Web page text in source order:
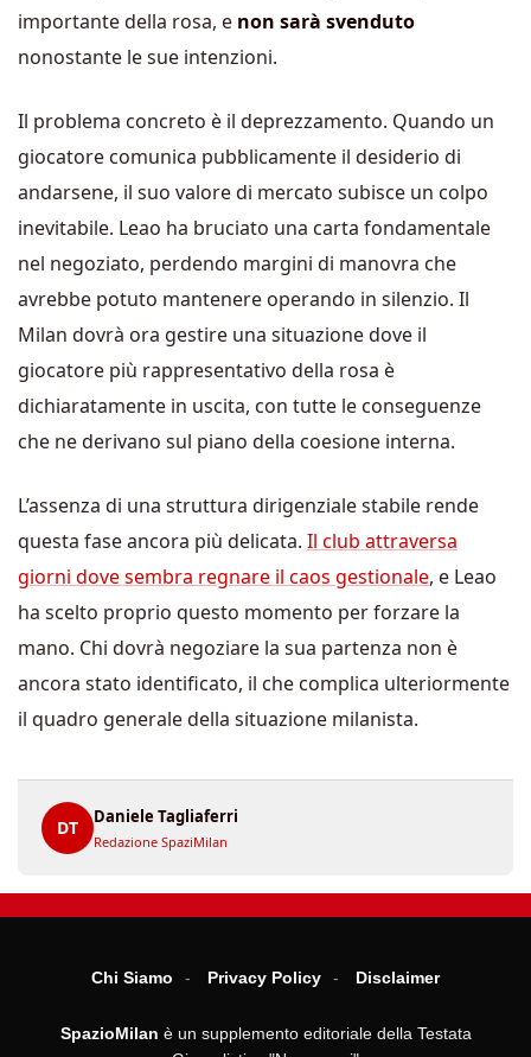
importante della rosa, e non sarà svenduto
nonostante le sue intenzioni.
Il problema concreto è il deprezzamento. Quando un
giocatore comunica pubblicamente il desiderio di
andarsene, il suo valore di mercato subisce un colpo
inevitabile. Leao ha bruciato una carta fondamentale
nel negoziato, perdendo margini di manovra che
avrebbe potuto mantenere operando in silenzio. Il
Milan dovrà ora gestire una situazione dove il
giocatore più rappresentativo della rosa è
dichiaratamente in uscita, con tutte le conseguenze
che ne derivano sul piano della coesione interna.
L’assenza di una struttura dirigenziale stabile rende
questa fase ancora più delicata. Il club attraversa
giorni dove sembra regnare il caos gestionale, e Leao
ha scelto proprio questo momento per forzare la
mano. Chi dovrà negoziare la sua partenza non è
ancora stato identificato, il che complica ulteriormente
il quadro generale della situazione milanista.
DT
Daniele Tagliaferri
Redazione SpaziMilan
Chi Siamo Privacy Policy Disclaimer
SpazioMilan è un supplemento editoriale della Testata